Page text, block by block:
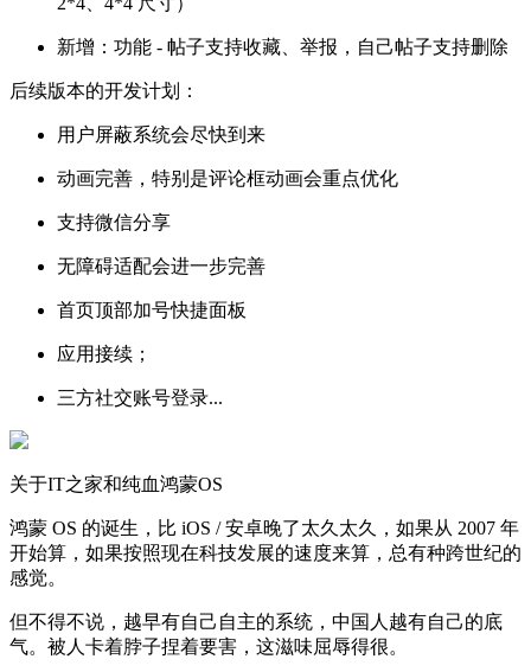
新增：功能 - 帖子支持收藏、举报，自己帖子支持删除
后续版本的开发计划：
用户屏蔽系统会尽快到来
动画完善，特别是评论框动画会重点优化
支持微信分享
无障碍适配会进一步完善
首页顶部加号快捷面板
应用接续；
三方社交账号登录...
关于IT之家和纯血鸿蒙OS
鸿蒙 OS 的诞生，比 iOS / 安卓晚了太久太久，如果从 2007 年
开始算，如果按照现在科技发展的速度来算，总有种跨世纪的
感觉。
但不得不说，越早有自己自主的系统，中国人越有自己的底
气。被人卡着脖子捏着要害，这滋味屈辱得很。